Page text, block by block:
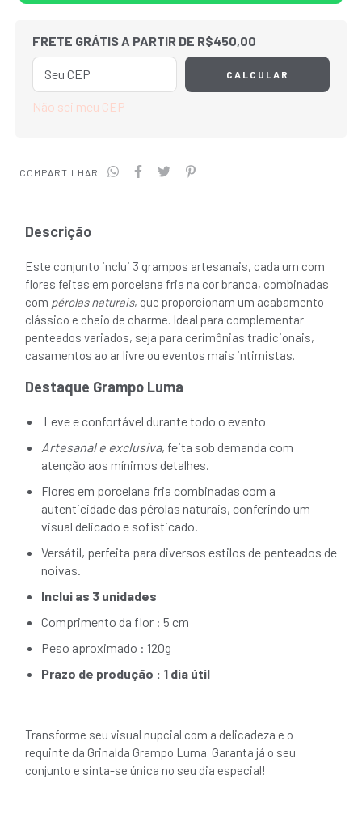
FRETE GRÁTIS A PARTIR DE R$450,00
CALCULAR
Não sei meu CEP
COMPARTILHAR
Descrição
Este conjunto inclui 3 grampos artesanais, cada um com
flores feitas em porcelana fria na cor branca, combinadas
com pérolas naturais, que proporcionam um acabamento
clássico e cheio de charme. Ideal para complementar
penteados variados, seja para cerimônias tradicionais,
casamentos ao ar livre ou eventos mais intimistas.
Destaque Grampo Luma
Leve e confortável durante todo o evento
Artesanal e exclusiva, feita sob demanda com
atenção aos mínimos detalhes.
Flores em porcelana fria combinadas com a
autenticidade das pérolas naturais, conferindo um
visual delicado e sofisticado.
Versátil, perfeita para diversos estilos de penteados de
noivas.
Inclui as 3 unidades
Comprimento da flor : 5 cm
Peso aproximado : 120g
Prazo de produção : 1 dia útil
Transforme seu visual nupcial com a delicadeza e o
requinte da Grinalda Grampo Luma. Garanta já o seu
conjunto e sinta-se única no seu dia especial!